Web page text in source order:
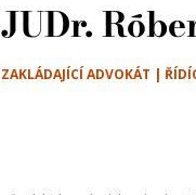
JUDr.
ZAKLÁDAJÍCÍ ADVOKÁT |